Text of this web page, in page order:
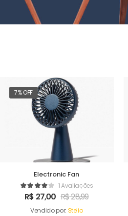
7% OFF
Electronic Fan
1 Avaliações
R$ 27,00 R$28,99
Vendido por: Stelio